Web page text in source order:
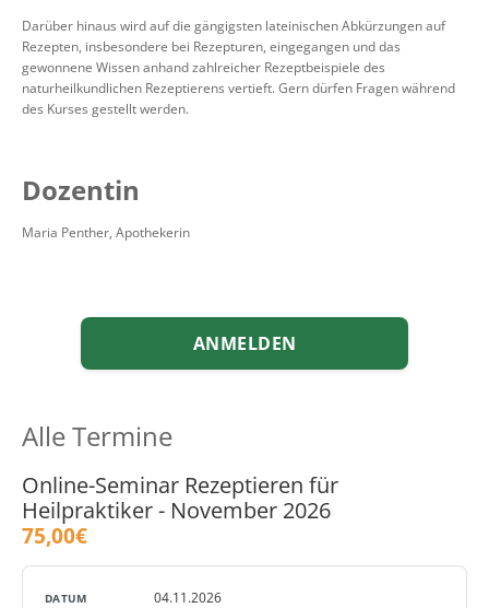
Darüber hinaus wird auf die gängigsten lateinischen Abkürzungen auf
Rezepten, insbesondere bei Rezepturen, eingegangen und das
gewonnene Wissen anhand zahlreicher Rezeptbeispiele des
naturheilkundlichen Rezeptierens vertieft. Gern dürfen Fragen während
des Kurses gestellt werden.
Dozentin
Maria Penther, Apothekerin
ANMELDEN
Alle Termine
Online-Seminar Rezeptieren für
Heilpraktiker - November 2026
75,00€
04.11.2026